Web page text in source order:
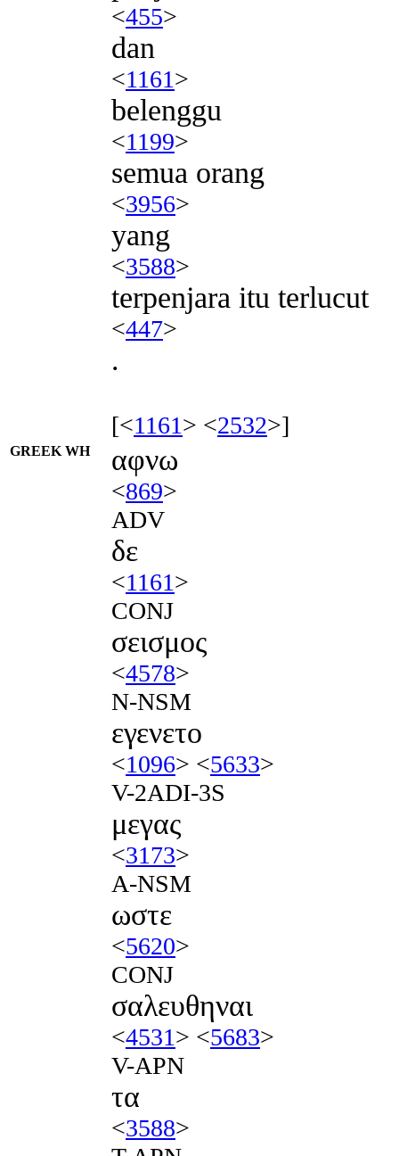
<455>
dan
<1161>
belenggu
<1199>
semua orang
<3956>
yang
<3588>
terpenjara itu terlucut
<447>
.
[<1161> <2532>]
GREEK WH αφνω
<869>
ADV
δε
<1161>
CONJ
σεισμος
<4578>
N-NSM
εγενετο
<1096> <5633>
V-2ADI-3S
μεγας
<3173>
A-NSM
ωστε
<5620>
CONJ
σαλευθηναι
<4531> <5683>
V-APN
τα
<3588>